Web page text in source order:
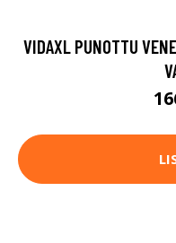
VIDAXL PUNOTTU